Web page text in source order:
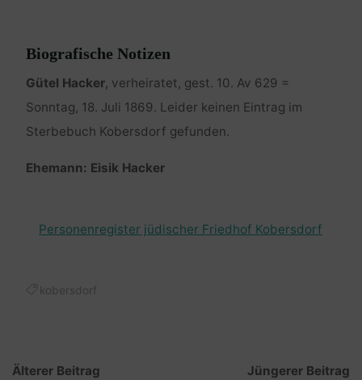
Biografische Notizen
Gütel Hacker, verheiratet, gest. 10. Av 629 =
Sonntag, 18. Juli 1869. Leider keinen Eintrag im
Sterbebuch Kobersdorf gefunden.
Ehemann: Eisik Hacker
Personenregister jüdischer Friedhof Kobersdorf
kobersdorf
Älterer Beitrag Jüngerer Beitrag